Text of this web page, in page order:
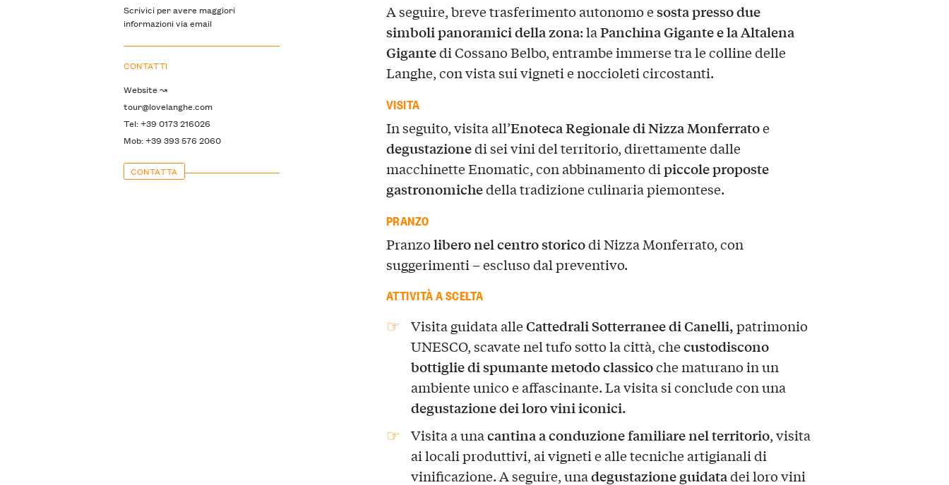
A seguire, breve trasferimento autonomo esosta presso due
simboli panoramici della zona: laPanchina Gigante e la Altalena
Gigantedi Cossano Belbo, entrambe immerse tra le colline delle
Langhe, con vista sui vigneti e noccioleti circostanti.
VISITA
In seguito, visita all’Enoteca Regionale di Nizza Monferratoe
degustazionedi sei vini del territorio, direttamente dalle
macchinette Enomatic, con abbinamento dipiccole proposte
gastronomichedella tradizione culinaria piemontese.
PRANZO
Pranzolibero nel centro storicodi Nizza Monferrato, con
suggerimenti – escluso dal preventivo.
ATTIVITÀ A SCELTA
Visita guidata alleCattedrali Sotterranee di Canelli,patrimonio
UNESCO, scavate nel tufo sotto la città, checustodiscono
bottiglie di spumante metodo classicoche maturano in un
ambiente unico e affascinante. La visita si conclude con una
degustazione dei loro vini iconici.
Visita a unacantina a conduzione familiare nel territorio, visita
ai locali produttivi, ai vigneti e alle tecniche artigianali di
vinificazione. A seguire, unadegustazione guidatadei loro vini
Scrivici per avere maggiori
informazioni via email
CONTATTI
Website ↝
tour@lovelanghe.com
Tel: +39 0173 216026
Mob: +39 393 576 2060
CONTATTA